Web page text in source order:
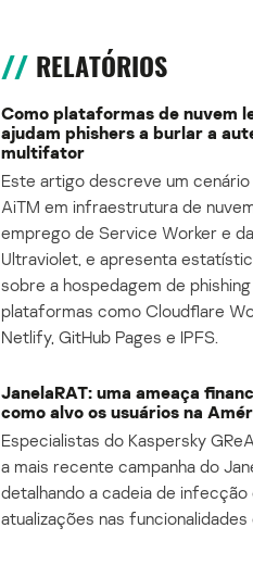
RELATÓRIOS
Como plataformas de nuvem
ajudam phishers a burlar a
multifator
Este artigo descreve um
AiTM em infraestrutura de
emprego de Service Worker e
Ultraviolet, e apresenta
sobre a hospedagem de
plataformas como Cloudflare
Netlify, GitHub Pages e IPFS.
JanelaRAT: uma ameaça
como alvo os usuários na
Especialistas do Kaspersky
a mais recente campanha do
detalhando a cadeia de infecção
atualizações nas funcionalidades